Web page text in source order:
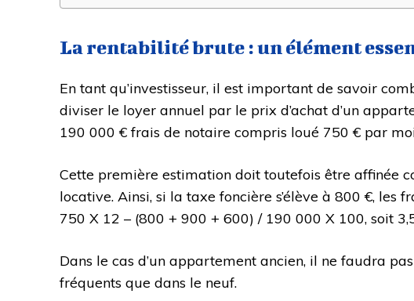
La rentabilité brute : un élément
En tant qu’investisseur, il est important de savoir
diviser le loyer annuel par le prix d’achat d’un
190 000 € frais de notaire compris loué 750 € par
Cette première estimation doit toutefois être affinée
locative. Ainsi, si la taxe foncière s’élève à 800 €,
750 X 12 – (800 + 900 + 600) / 190 000 X 100, soit
Dans le cas d’un appartement ancien, il ne faudra
fréquents que dans le neuf.